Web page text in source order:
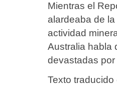
Mientras el
alardeaba de
actividad
Australia habla
devastadas
Texto